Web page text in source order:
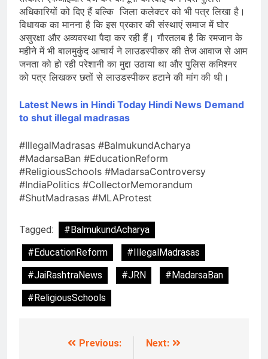
अधिकारियों को दिए हैं बल्कि जिला कलेक्टर को भी पत्र लिखा है।
विधायक का मानना है कि इस प्रकार की संस्थाएं समाज में घोर
असुरक्षा और अव्यवस्था पैदा कर रही हैं। गौरतलब है कि रमजान के
महीने में भी बालमुकुंद आचार्य ने लाउडस्पीकर की तेज आवाज से आम
जनता को हो रही परेशानी का मुद्दा उठाया था और पुलिस कमिश्नर
को पत्र लिखकर छतों से लाउडस्पीकर हटाने की मांग की थी।
Latest News in Hindi Today Hindi News Demand
to shut illegal madrasas
#IllegalMadrasas #BalmukundAcharya
#MadarsaBan #EducationReform
#ReligiousSchools #MadarsaControversy
#IndiaPolitics #CollectorMemorandum
#ShutMadrasas #MLAProtest
Tagged:
#BalmukundAcharya
#EducationReform
#IllegalMadrasas
#JaiRashtraNews
#JRN
#MadarsaBan
#ReligiousSchools
Previous:
Next: